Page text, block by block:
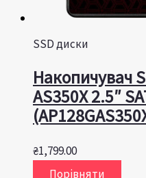
SSD диски
Накопичувач
AS350X 2.5″
₴1,799.00
Порівняти